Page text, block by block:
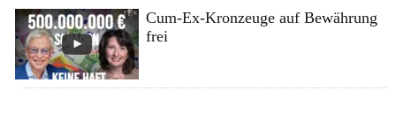
Cum-Ex-Kronzeuge auf Bewährung
frei